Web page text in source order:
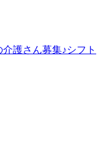
護さん募集♪シフト